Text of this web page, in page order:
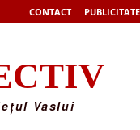
CONTACT PUBLICITATE
Vaslui